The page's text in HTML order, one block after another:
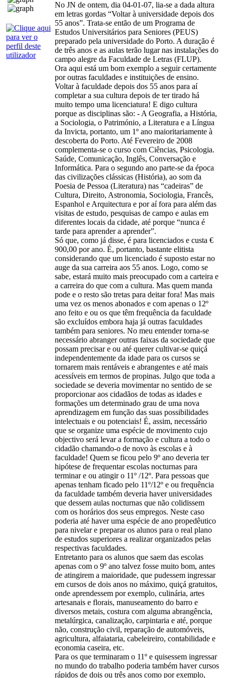
No JN de ontem, dia 04-01-07, lia-se a dada altura
em letras gordas “Voltar à universidade depois dos
55 anos”. Trata-se então de um Programa de
Estudos Universitários para Seniores (PEUS)
preparado pela universidade do Porto. A duração é
de três anos e as aulas terão lugar nas instalações do
campo alegre da Faculdade de Letras (FLUP).
Ora aqui está um bom exemplo a seguir certamente
por outras faculdades e instituições de ensino.
Voltar à faculdade depois dos 55 anos para aí
completar a sua cultura depois de ter tirado há
muito tempo uma licenciatura! E digo cultura
porque as disciplinas são: - A Geografia, a História,
a Sociologia, o Património, a Literatura e a Língua
da Invicta, portanto, um 1º ano maioritariamente à
descoberta do Porto. Até Fevereiro de 2008
complementa-se o curso com Ciências, Psicologia.
Saúde, Comunicação, Inglês, Conversação e
Informática. Para o segundo ano parte-se da época
das civilizações clássicas (História), ao som da
Poesia de Pessoa (Literatura) nas “cadeiras” de
Cultura, Direito, Astronomia, Sociologia, Francês,
Espanhol e Arquitectura e por aí fora para além das
visitas de estudo, pesquisas de campo e aulas em
diferentes locais da cidade, até porque “nunca é
tarde para aprender a aprender”.
Só que, como já disse, é para licenciados e custa €
900,00 por ano. É, portanto, bastante elitista
considerando que um licenciado é suposto estar no
auge da sua carreira aos 55 anos. Logo, como se
sabe, estará muito mais preocupado com a carteira e
a carreira do que com a cultura. Mas quem manda
pode e o resto são tretas para deitar fora! Mas mais
uma vez os menos abonados e com apenas o 12º
ano feito e ou os que têm frequência da faculdade
são excluídos embora haja já outras faculdades
também para seniores. No meu entender torna-se
necessário abranger outras faixas da sociedade que
possam precisar e ou até querer cultivar-se quiçá
independentemente da idade para os cursos se
tornarem mais rentáveis e abrangentes e até mais
acessíveis em termos de propinas. Julgo que toda a
sociedade se deveria movimentar no sentido de se
proporcionar aos cidadãos de todas as idades e
formações um determinado grau de uma nova
aprendizagem em função das suas possibilidades
intelectuais e ou potenciais! É, assim, necessário
que se organize uma espécie de movimento cujo
objectivo será levar a formação e cultura a todo o
cidadão chamando-o de novo às escolas e à
faculdade! Quem se ficou pelo 9º ano deveria ter
hipótese de frequentar escolas nocturnas para
terminar e ou atingir o 11º /12º. Para pessoas que
apenas tenham ficado pelo 11º/12º e ou frequência
da faculdade também deveria haver universidades
que dessem aulas nocturnas que não colidissem
com os horários dos seus empregos. Neste caso
poderia até haver uma espécie de ano propedêutico
para nivelar e preparar os alunos para o real plano
de estudos superiores a realizar organizados pelas
respectivas faculdades.
Entretanto para os alunos que saem das escolas
apenas com o 9º ano talvez fosse muito bom, antes
de atingirem a maioridade, que pudessem ingressar
em cursos de dois anos no máximo, quiçá gratuitos,
onde aprendessem por exemplo, culinária, artes
artesanais e florais, manuseamento do barro e
diversos metais, costura com alguma abrangência,
metalúrgica, canalização, carpintaria e até, porque
não, construção civil, reparação de automóveis,
agricultura, alfaiataria, cabeleireiro, contabilidade e
economia caseira, etc.
Para os que terminaram o 11º e quisessem ingressar
no mundo do trabalho poderia também haver cursos
rápidos de dois ou três anos como por exemplo,